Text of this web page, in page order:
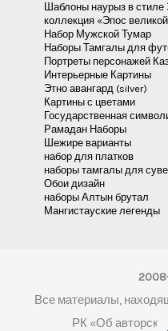
Шаблоны наурыз в
коллекция «Эпос
Набор Мужской Тумар
Наборы Тамгалы для
Портреты персонажей
Интерьерные Картины
Этно авангард (silver)
Картины с цветами
Государственная
Рамадан Наборы
Шежире варианты
набор для платков
наборы тамгалы для
Обои дизайн
наборы Алтын брутал
Мангистауские легенды
Все материалы,
РК «Об